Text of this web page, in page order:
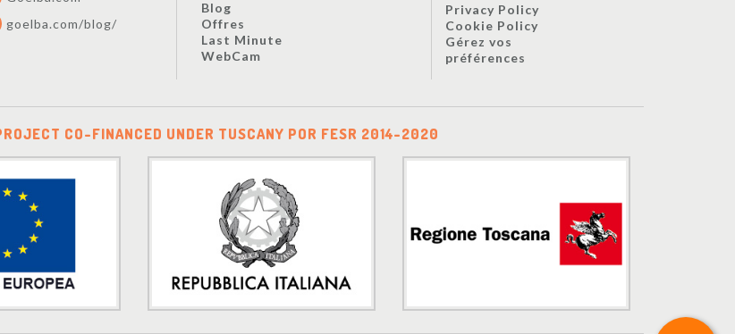
goelba.com/blog/
Blog
Offres
Last Minute
WebCam
Privacy Policy
Cookie Policy
Gérez vos
préférences
CO-FINANCED UNDER TUSCANY POR FESR 2014-2020